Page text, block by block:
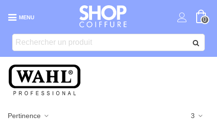
MENU 0
Pertinence 3